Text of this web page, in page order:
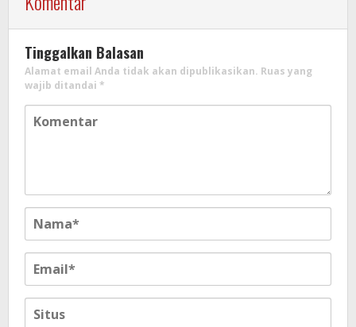
Tinggalkan Balasan
Alamat email Anda tidak akan dipublikasikan. Ruas yang
wajib ditandai *